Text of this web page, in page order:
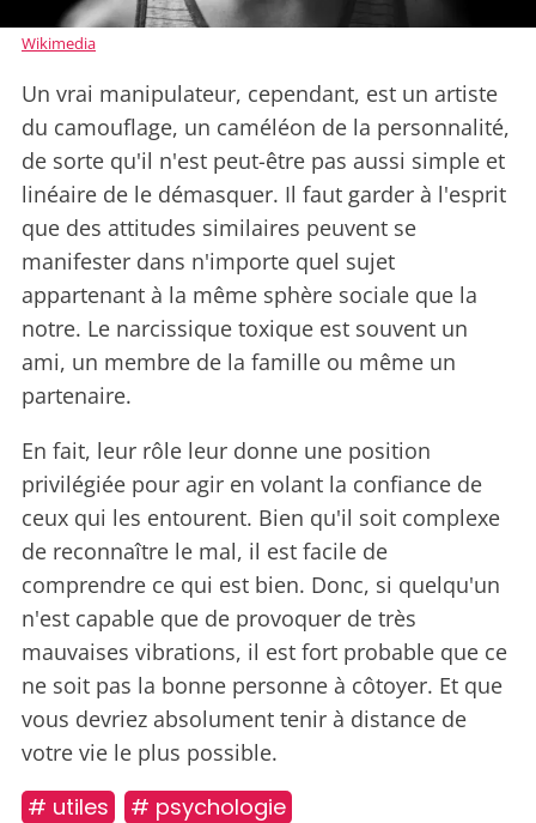
Wikimedia
Un vrai manipulateur, cependant, est un artiste
du camouflage, un caméléon de la personnalité,
de sorte qu'il n'est peut-être pas aussi simple et
linéaire de le démasquer. Il faut garder à l'esprit
que des attitudes similaires peuvent se
manifester dans n'importe quel sujet
appartenant à la même sphère sociale que la
notre. Le narcissique toxique est souvent un
ami, un membre de la famille ou même un
partenaire.
En fait, leur rôle leur donne une position
privilégiée pour agir en volant la confiance de
ceux qui les entourent. Bien qu'il soit complexe
de reconnaître le mal, il est facile de
comprendre ce qui est bien. Donc, si quelqu'un
n'est capable que de provoquer de très
mauvaises vibrations, il est fort probable que ce
ne soit pas la bonne personne à côtoyer. Et que
vous devriez absolument tenir à distance de
votre vie le plus possible.
# utiles # psychologie